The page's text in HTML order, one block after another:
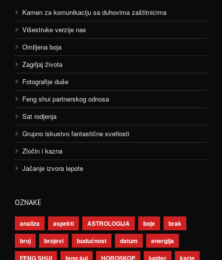
Kamen za komunikaciju sa duhovima zaštitnicima
Višestruke verzije nas
Omiljena boja
Zagrljaj života
Fotografije duše
Feng shui partnerskog odnosa
Sat rodjenja
Grupno iskustvo fantastične svetlosti
Zločin i kazna
Jačanje izvora lepote
OZNAKE
analiza aspekti ASTROLOGIJA boje
brak
broj
brojevi budućnost datum
energija
FENG SHUI
feng šui HOROSKOP jupiter karte